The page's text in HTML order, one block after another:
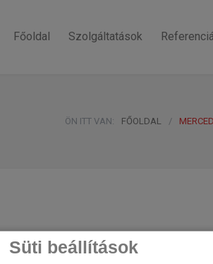
Süti beállítások
Főoldal Szolgáltatások
ÖN ITT VAN: FŐOLDAL /